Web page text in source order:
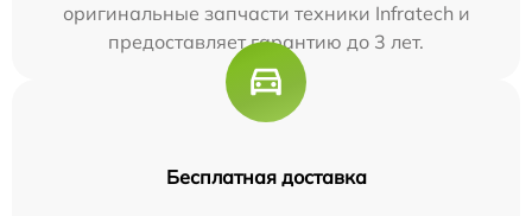
оригинальные запчасти техники Infratech и
предоставляет гарантию до 3 лет.
Бесплатная доставка